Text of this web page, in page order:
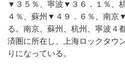
▼３５％、寧波▼３６．１％、
４％、蘇州▼４９．６％、南京
る。南京、蘇州、杭州、寧波４
済圏に所在し、上海ロックタウ
りになっている。